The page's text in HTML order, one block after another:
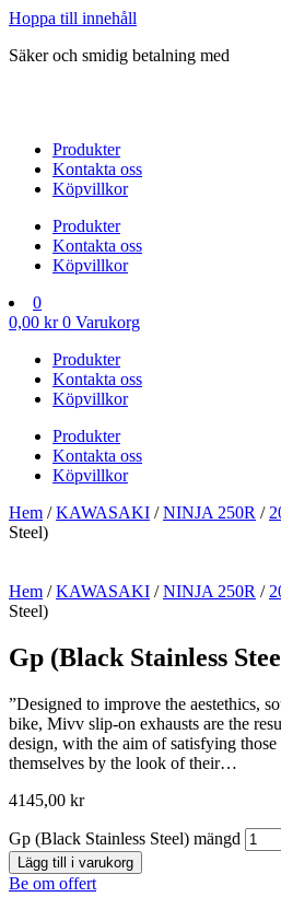
Hoppa till innehåll
Säker och smidig betalning med
Produkter
Kontakta oss
Köpvillkor
Produkter
Kontakta oss
Köpvillkor
0
0,00 kr 0 Varukorg
Produkter
Kontakta oss
Köpvillkor
Produkter
Kontakta oss
Köpvillkor
Hem /KAWASAKI /NINJA 250R /
Steel)
Hem /KAWASAKI /NINJA 250R /
Steel)
Gp (Black Stainless
”Designed to improve the aestethics,
bike, Mivv slip-on exhausts are the
design, with the aim of satisfying
themselves by the look of their…
4145,00 kr
Gp (Black Stainless Steel) mängd
Lägg till i varukorg
Be om offert